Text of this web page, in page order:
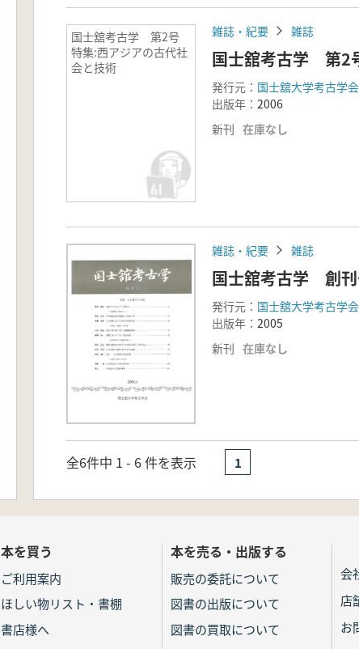
国士舘考古学 第2号
特集:西アジアの古代社
会と技術
雑誌・紀要 雑誌
国士舘考古学 第2
発行元： 国士舘大学考古学会
出版年： 2006
新刊 在庫なし
雑誌・紀要 雑誌
国士舘考古学 創
発行元： 国士舘大学考古学会
出版年： 2005
新刊 在庫なし
全6件中 1 - 6 件を表示 1
本を買う
ご利用案内
ほしい物リスト・書棚
書店様へ
本を売る・出版する
販売の委託について
図書の出版について
図書の買取について
会
店
お